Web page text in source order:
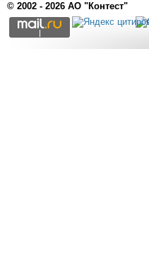
© 2002 - 2026 АО "Контест"